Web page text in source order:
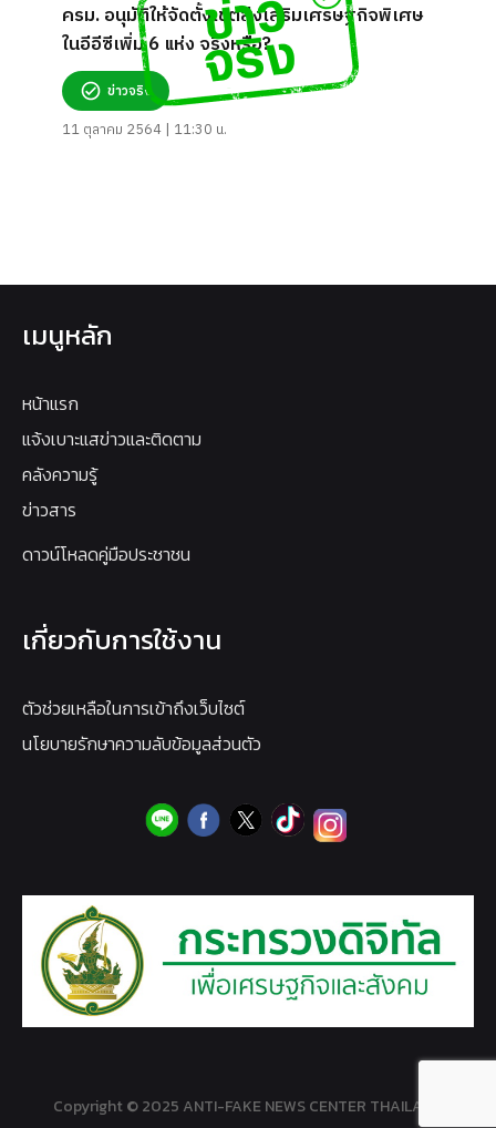
ครม. อนุมัติให้จัดตั้งเขตส่งเสริมเศรษฐกิจพิเศษ
ในอีอีซีเพิ่ม 6 แห่ง จริงหรือ?
ข่าวจริง
11 ตุลาคม 2564 | 11:30 น.
เมนูหลัก
หน้าแรก
แจ้งเบาะแสข่าวและติดตาม
คลังความรู้
ข่าวสาร
ดาวน์โหลดคู่มือประชาชน
เกี่ยวกับการใช้งาน
ตัวช่วยเหลือในการเข้าถึงเว็บไซต์
นโยบายรักษาความลับข้อมูลส่วนตัว
Copyright © 2025 ANTI-FAKE NEWS CENTER THAILAND